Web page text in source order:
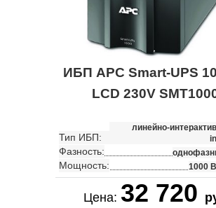
ИБП APC Smart-UPS
LCD 230V
Тип ИБП:
линейно-
Фазность:
Мощность: 1000
Цена: 32 720